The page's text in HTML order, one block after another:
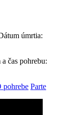
úmrtia:
čas pohrebu:
pohrebe Parte